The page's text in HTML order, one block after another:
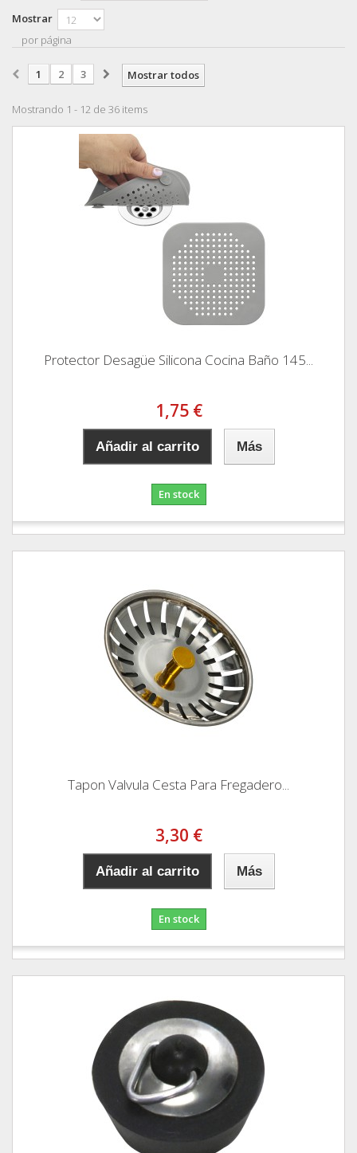
Mostrar
por página
Mostrar todos
1 2 3
Mostrando 1 - 12 de 36 items
Protector Desagüe Silicona Cocina Baño 145...
1,75 €
Añadir al carrito Más
En stock
Tapon Valvula Cesta Para Fregadero...
3,30 €
Añadir al carrito Más
En stock